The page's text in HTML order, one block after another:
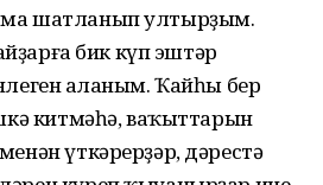
шатланып ултырҙым.
бик күп эштәр
аңланым. Ҡайһы бер
китмәһә, ваҡыттарын
үткәрерҙәр, дәрестә